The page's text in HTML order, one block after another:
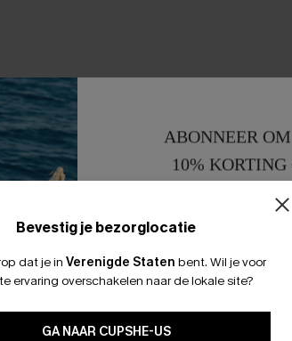
Bevestig je bezorglocatie
dat je in Verenigde Staten bent. Wil je voor
ervaring overschakelen naar de lokale site?
GA NAAR CUPSHE-US
ABONNEER
10%
15%